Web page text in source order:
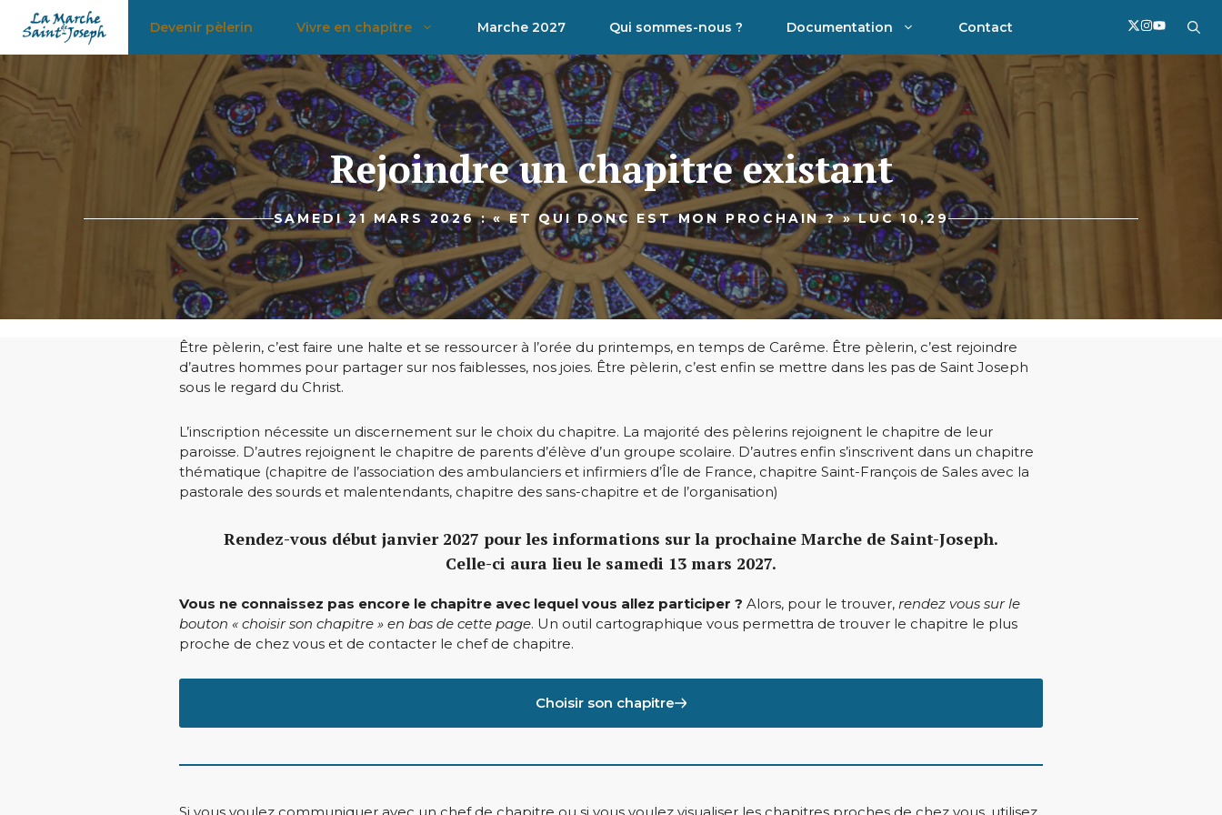
Devenir pèlerin Vivre en chapitre Marche 2027 Qui sommes-nous ? Documentation Contact
Rejoindre un chapitre existant
SAMEDI 21 MARS 2026 : « ET QUI DONC EST MON PROCHAIN ? » LUC 10,29
Être pèlerin, c’est faire une halte et se ressourcer à l’orée du printemps, en temps de Carême. Être pèlerin, c’est rejoindre
d’autres hommes pour partager sur nos faiblesses, nos joies. Être pèlerin, c’est enfin se mettre dans les pas de Saint Joseph
sous le regard du Christ.
L’inscription nécessite un discernement sur le choix du chapitre. La majorité des pèlerins rejoignent le chapitre de leur
paroisse. D’autres rejoignent le chapitre de parents d’élève d’un groupe scolaire. D’autres enfin s’inscrivent dans un chapitre
thématique (chapitre de l’association des ambulanciers et infirmiers d’Île de France, chapitre Saint-François de Sales avec la
pastorale des sourds et malentendants, chapitre des sans-chapitre et de l’organisation)
Rendez-vous début janvier 2027 pour les informations sur la prochaine Marche de Saint-Joseph.
Celle-ci aura lieu le samedi 13 mars 2027.
Vous ne connaissez pas encore le chapitre avec lequel vous allez participer ? Alors, pour le trouver, rendez vous sur le
bouton « choisir son chapitre » en bas de cette page. Un outil cartographique vous permettra de trouver le chapitre le plus
proche de chez vous et de contacter le chef de chapitre.
Choisir son chapitre